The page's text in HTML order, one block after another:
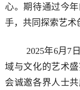
心。期待通过今
手，共同探索艺术
2025年6月7日
域与文化的艺术
会诚邀各界人士